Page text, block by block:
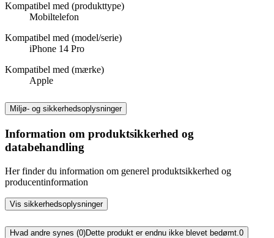
Kompatibel med (produkttype)
Mobiltelefon
Kompatibel med (model/serie)
iPhone 14 Pro
Kompatibel med (mærke)
Apple
Miljø- og sikkerhedsoplysninger
Information om produktsikkerhed og
databehandling
Her finder du information om generel produktsikkerhed og
producentinformation
Vis sikkerhedsoplysninger
Hvad andre synes (0)Dette produkt er endnu ikke blevet bedømt. 0